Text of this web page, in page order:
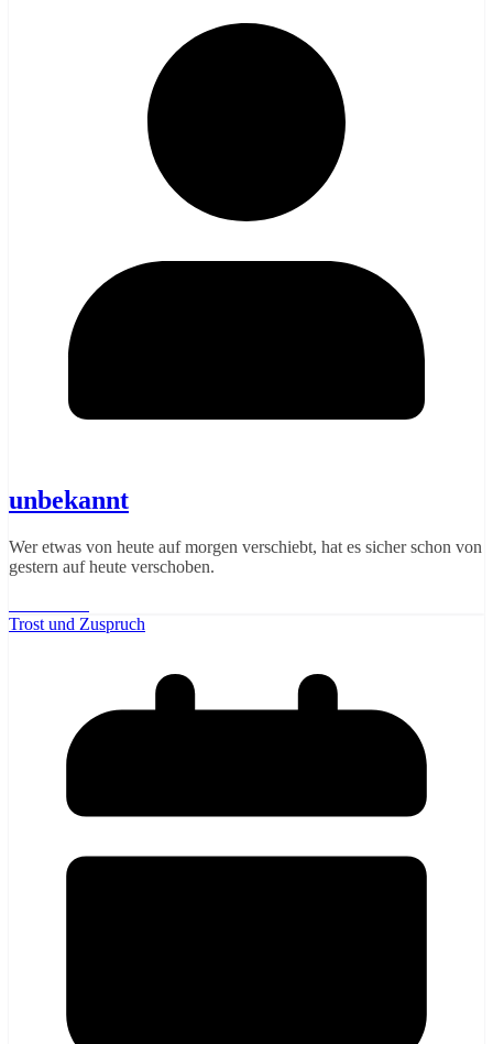
unbekannt
Wer etwas von heute auf morgen verschiebt, hat es sicher schon von
gestern auf heute verschoben.
Trost und Zuspruch